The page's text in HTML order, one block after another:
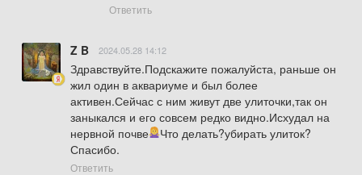
Ответить
Z B 2024.05.28 14:12
Здравствуйте.Подскажите пожалуйста, раньше он
жил один в аквариуме и был более
активен.Сейчас с ним живут две улиточки,так он
заныкался и его совсем редко видно.Исхудал на
нервной почве
Что делать?убирать улиток?
Спасибо.
Ответить